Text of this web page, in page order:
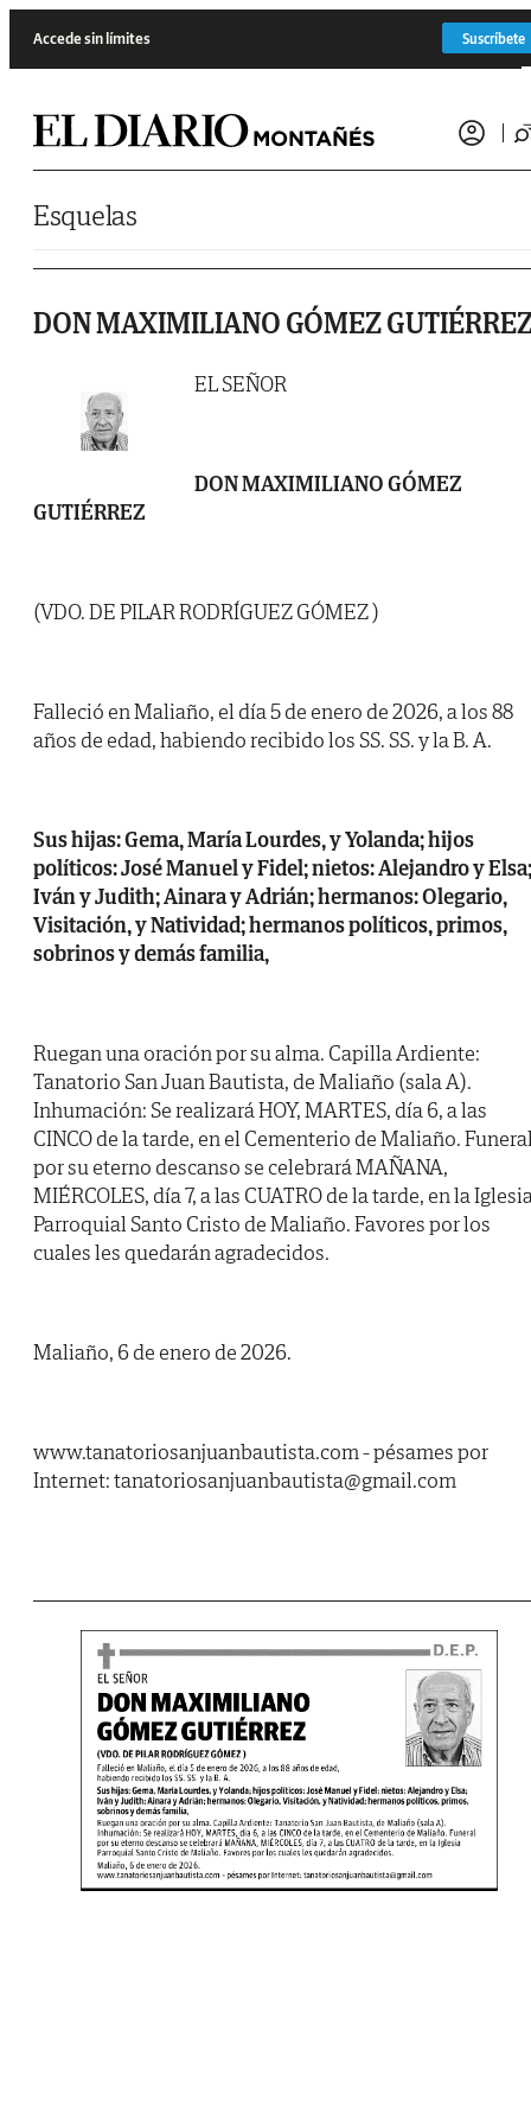
Accede sin límites Suscríbete
Esquelas
DON MAXIMILIANO GÓMEZ
EL SEÑOR
DON MAXIMILIANO GÓMEZ
GUTIÉRREZ
(VDO. DE PILAR RODRÍGUEZ GÓMEZ )
Falleció en Maliaño, el día 5 de enero de 2026, a los 88
años de edad, habiendo recibido los SS. SS. y la B. A.
Sus hijas: Gema, María Lourdes, y Yolanda; hijos
políticos: José Manuel y Fidel; nietos: Alejandro y Elsa;
Iván y Judith; Ainara y Adrián; hermanos: Olegario,
Visitación, y Natividad; hermanos políticos, primos,
sobrinos y demás familia,
Ruegan una oración por su alma. Capilla Ardiente:
Tanatorio San Juan Bautista, de Maliaño (sala A).
Inhumación: Se realizará HOY, MARTES, día 6, a las
CINCO de la tarde, en el Cementerio de Maliaño.
por su eterno descanso se celebrará MAÑANA,
MIÉRCOLES, día 7, a las CUATRO de la tarde, en la
Parroquial Santo Cristo de Maliaño. Favores por los
cuales les quedarán agradecidos.
Maliaño, 6 de enero de 2026.
www.tanatoriosanjuanbautista.com - pésames por
Internet: tanatoriosanjuanbautista@gmail.com